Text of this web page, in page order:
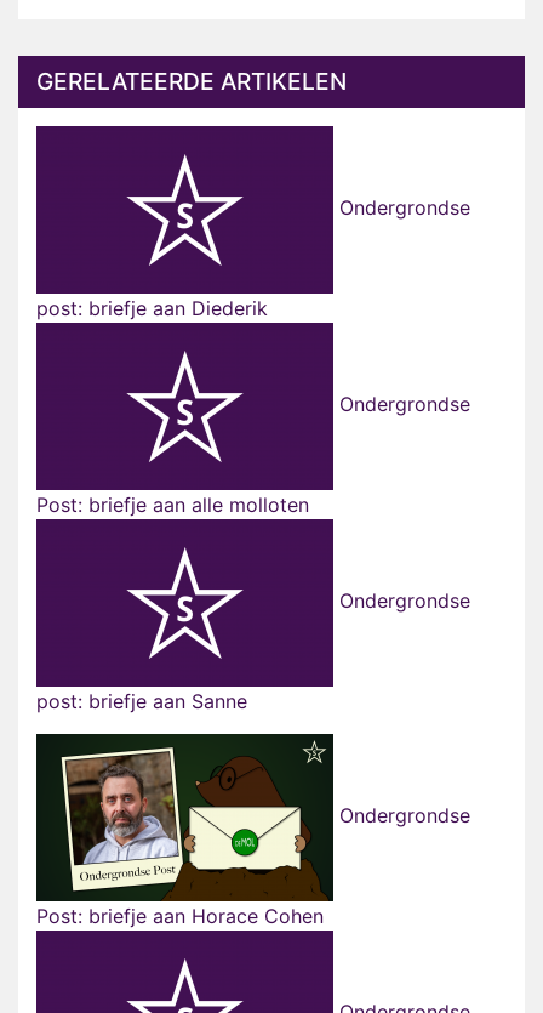
GERELATEERDE ARTIKELEN
Ondergrondse
post: briefje aan Diederik
Ondergrondse
Post: briefje aan alle molloten
Ondergrondse
post: briefje aan Sanne
Ondergrondse
Post: briefje aan Horace Cohen